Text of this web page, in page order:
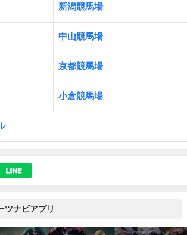
新潟競馬場
中山競馬場
京都競馬場
小倉競馬場
ツナビアプリ